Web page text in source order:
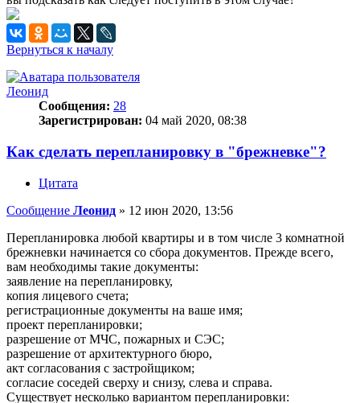
Вернуться к началу
Леонид
Сообщения: 28
Зарегистрирован: 04 май 2020, 08:38
Как сделать перепланировку в "брежневке"?
Цитата
Сообщение Леонид » 12 июн 2020, 13:56
Перепланировка любой квартиры и в том числе 3 комнатной
брежневки начинается со сбора документов. Прежде всего,
вам необходимы такие документы:
заявление на перепланировку,
копия лицевого счета;
регистрационные документы на ваше имя;
проект перепланировки;
разрешение от МЧС, пожарных и СЭС;
разрешение от архитектурного бюро,
акт согласования с застройщиком;
согласие соседей сверху и снизу, слева и справа.
Существует несколько вариантом перепланировки: